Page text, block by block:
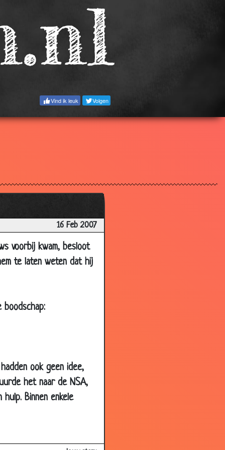
Vind ik leuk Volgen
16 Feb 2007
voorbij kwam, besloot
te laten weten dat hij
ook geen idee,
het naar de NSA,
Binnen enkele
2.35
3.67
3.17
3.16
3.27
3.63
3.36
3.68
3.81
3.72